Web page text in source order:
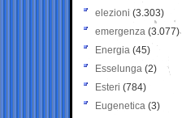
elezioni (3.303)
emergenza (3.077)
Energia (45)
Esselunga (2)
Esteri (784)
Eugenetica (3)